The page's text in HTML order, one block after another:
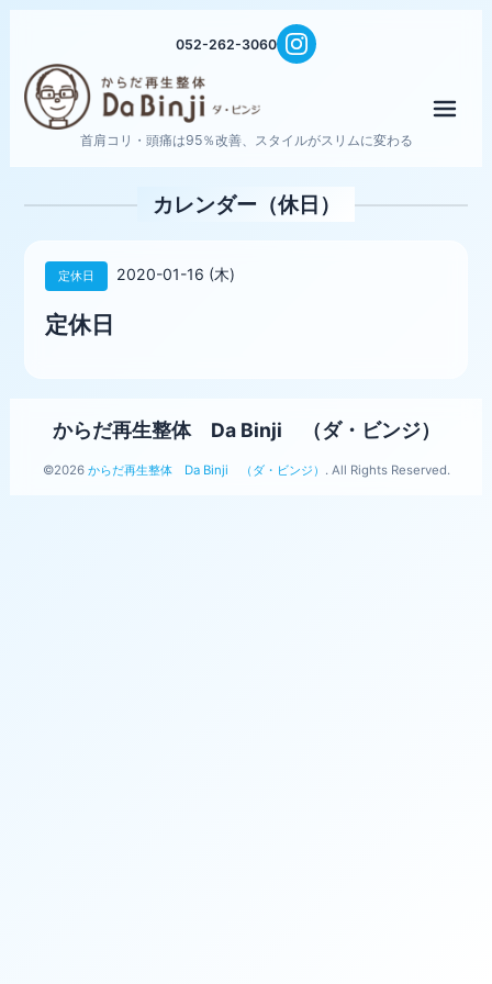
052-262-3060
首肩コリ・頭痛は95％改善、スタイルがスリムに変わる
カレンダー（休日）
定休日 2020-01-16 (木)
定休日
からだ再生整体 Da Binji （ダ・ビンジ）
©2026 からだ再生整体 Da Binji （ダ・ビンジ） . All Rights Reserved.